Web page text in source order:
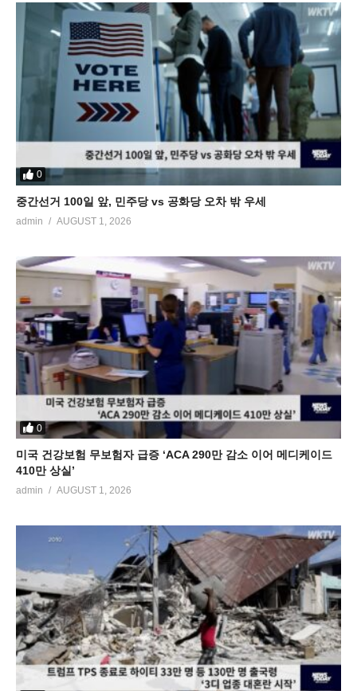
0
중간선거 100일 앞, 민주당 vs 공화당 오차 밖 우세
admin AUGUST 1, 2026
0
미국 건강보험 무보험자 급증 ‘ACA 290만 감소 이어 메디케이드
410만 상실’
admin AUGUST 1, 2026